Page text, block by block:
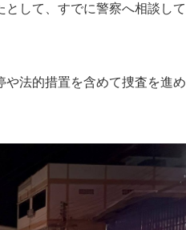
して、すでに警察へ相談して
法的措置を含めて捜査を進め